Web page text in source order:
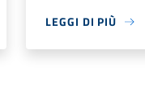
LEGGI DI PIÙ
»